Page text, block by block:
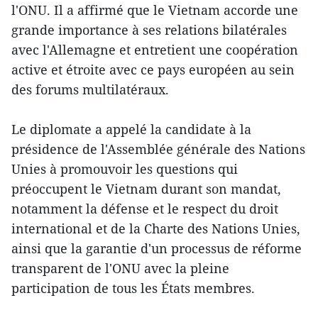
l'ONU. Il a affirmé que le Vietnam accorde une
grande importance à ses relations bilatérales
avec l'Allemagne et entretient une coopération
active et étroite avec ce pays européen au sein
des forums multilatéraux.
Le diplomate a appelé la candidate à la
présidence de l'Assemblée générale des Nations
Unies à promouvoir les questions qui
préoccupent le Vietnam durant son mandat,
notamment la défense et le respect du droit
international et de la Charte des Nations Unies,
ainsi que la garantie d'un processus de réforme
transparent de l'ONU avec la pleine
participation de tous les États membres.